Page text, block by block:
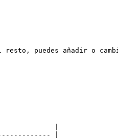
puedes añadir o
|
|